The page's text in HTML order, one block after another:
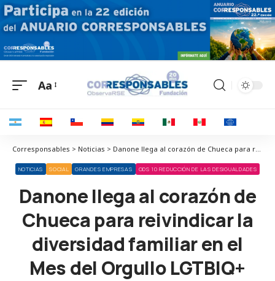
Aa
Corresponsables > Noticias > Danone llega al corazón de Chueca para reivindicar la diversidad familiar en el Mes del Orgullo LGTBIQ+
NOTICIAS SOCIAL GRANDES EMPRESAS ODS 10 REDUCCIÓN DE LAS DESIGUALDADES
Danone llega al corazón de
Chueca para reivindicar la
diversidad familiar en el
Mes del Orgullo LGTBIQ+